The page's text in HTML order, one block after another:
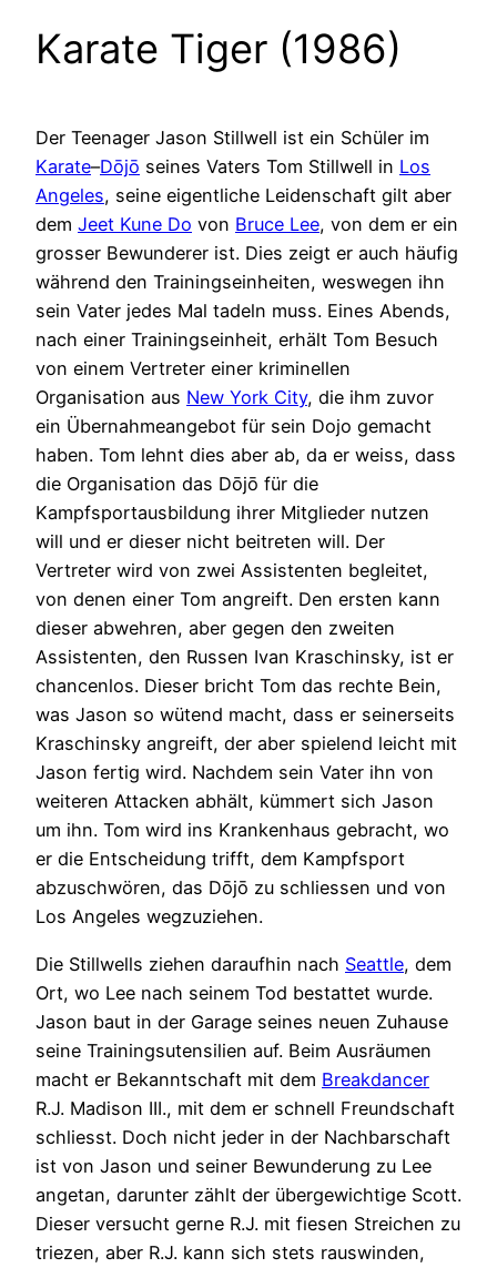
Karate Tiger (1986)
Der Teenager Jason Stillwell ist ein Schüler im
Karate–Dōjō seines Vaters Tom Stillwell in Los
Angeles, seine eigentliche Leidenschaft gilt aber
dem Jeet Kune Do von Bruce Lee, von dem er ein
grosser Bewunderer ist. Dies zeigt er auch häufig
während den Trainingseinheiten, weswegen ihn
sein Vater jedes Mal tadeln muss. Eines Abends,
nach einer Trainingseinheit, erhält Tom Besuch
von einem Vertreter einer kriminellen
Organisation aus New York City, die ihm zuvor
ein Übernahmeangebot für sein Dojo gemacht
haben. Tom lehnt dies aber ab, da er weiss, dass
die Organisation das Dōjō für die
Kampfsportausbildung ihrer Mitglieder nutzen
will und er dieser nicht beitreten will. Der
Vertreter wird von zwei Assistenten begleitet,
von denen einer Tom angreift. Den ersten kann
dieser abwehren, aber gegen den zweiten
Assistenten, den Russen Ivan Kraschinsky, ist er
chancenlos. Dieser bricht Tom das rechte Bein,
was Jason so wütend macht, dass er seinerseits
Kraschinsky angreift, der aber spielend leicht mit
Jason fertig wird. Nachdem sein Vater ihn von
weiteren Attacken abhält, kümmert sich Jason
um ihn. Tom wird ins Krankenhaus gebracht, wo
er die Entscheidung trifft, dem Kampfsport
abzuschwören, das Dōjō zu schliessen und von
Los Angeles wegzuziehen.
Die Stillwells ziehen daraufhin nach Seattle, dem
Ort, wo Lee nach seinem Tod bestattet wurde.
Jason baut in der Garage seines neuen Zuhause
seine Trainingsutensilien auf. Beim Ausräumen
macht er Bekanntschaft mit dem Breakdancer
R.J. Madison III., mit dem er schnell Freundschaft
schliesst. Doch nicht jeder in der Nachbarschaft
ist von Jason und seiner Bewunderung zu Lee
angetan, darunter zählt der übergewichtige Scott.
Dieser versucht gerne R.J. mit fiesen Streichen zu
triezen, aber R.J. kann sich stets rauswinden,